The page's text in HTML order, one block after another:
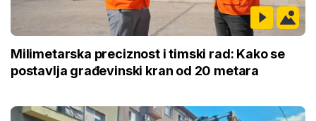
Milimetarska preciznost i timski rad: Kako se
postavlja građevinski kran od 20 metara